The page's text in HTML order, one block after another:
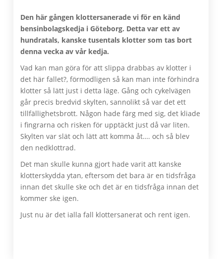
Den här gången klottersanerade vi för en känd
bensinbolagskedja i Göteborg. Detta var ett av
hundratals, kanske tusentals klotter som tas bort
denna vecka av vår kedja.
Vad kan man göra för att slippa drabbas av klotter i
det här fallet?, förmodligen så kan man inte förhindra
klotter så lätt just i detta läge. Gång och cykelvägen
går precis bredvid skylten, sannolikt så var det ett
tillfällighetsbrott. Någon hade färg med sig, det kliade
i fingrarna och risken för upptäckt just då var liten.
Skylten var slät och lätt att komma åt…. och så blev
den nedklottrad.
Det man skulle kunna gjort hade varit att kanske
klotterskydda ytan, eftersom det bara är en tidsfråga
innan det skulle ske och det är en tidsfråga innan det
kommer ske igen.
Just nu är det ialla fall klottersanerat och rent igen.